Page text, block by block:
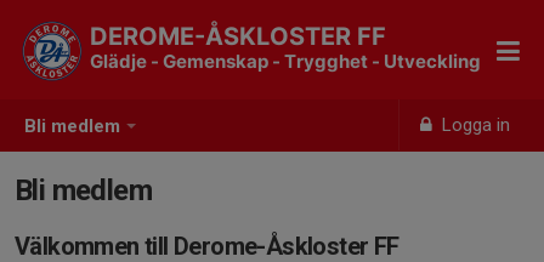
Bli medlem Logga in
DEROME-ÅSKLOSTER FF
Glädje - Gemenskap - Trygghet - Utveckling
Bli medlem
Välkommen till Derome-Åskloster FF